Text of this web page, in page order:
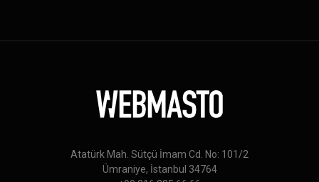
Atatürk Mah. Sütçü İmam Cd. No: 101/2
Ümraniye, İstanbul 34764